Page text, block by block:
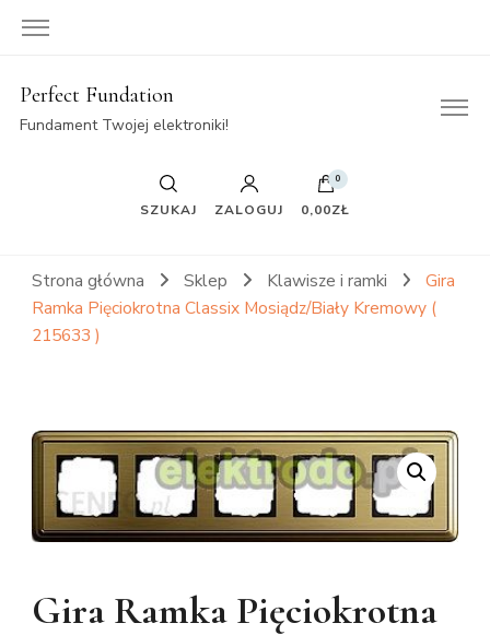
Perfect Fundation
Fundament Twojej elektroniki!
SZUKAJ ZALOGUJ
0
0,00ZŁ
Strona główna Sklep Klawisze i ramki
Gira
Ramka Pięciokrotna Classix Mosiądz/Biały Kremowy (
215633 )
Gira Ramka Pięciokrotna